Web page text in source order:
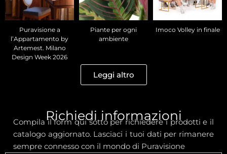
Puravisione a
l’Appartamento by
Artemest. Milano
Design Week 2026
Piante per ogni
ambiente
Imoco Volley in finale
Leggi altro
Richiedi informazioni
Compila il form qui sotto per richiedere i prodotti e il
catalogo aggiornato. Lasciaci i tuoi dati per rimanere
sempre connesso con il mondo di Puravisione